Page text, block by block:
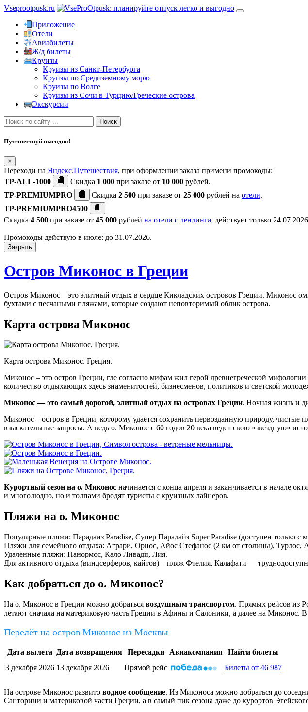
Vseprootpusk.ru
Приложение
Отели
Авиабилеты
Ж/д билеты
Круизы
Круизы из Санкт-Петербурга
Круизы по Средиземному морю
Круизы по Волге
Круизы из Сочи в Турцию/Греческие острова
Экскурсии
Поиск
Путешествуй выгодно!
×
Переходи на Яндекс.Путешествия, при оформлении заказа примени промокоды:
TP-ALL-1000
Скидка 1 000 при заказе от 10 000 рублей.
TP-PREMIUMPRO
Скидка 2 500 при заказе от 25 000 рублей на отели.
TP-PREMIUMPRO4500
Скидка 4 500 при заказе от 45 000 рублей на отели с лендинга, действует только
Промокоды действую в июле: до 31.07.2026.
Закрыть
Остров Миконос в Греции
Остров Миконос – это элитный отдых в сердце Кикладских островов Греции. Миконос
бухтами с песчаными пляжами, которые создают неповторимый облик острова.
Карта острова Миконос
Карта острова Миконос, Греция.
Миконос – это остров Греции, где согласно мифам жил герой древнегреческой
количество отдыхающих здесь знаменитостей, бизнесменов, политиков и светской
Миконос — это самый дорогой, элитный отдых на островах Греции. Ночная жизнь и
Миконос – остров в Греции, которому удается сохранить первозданную природу,
взыскательные запросы. А ведь о. Миконос с 60 годов 20 века ведет свою «звездную»
Курортный сезон на о. Миконос начинается с конца апреля и заканчивается в начале
и многолюдно, но и толпами бродят туристы с круизных лайнеров.
Пляжи на о. Миконос
Популярные пляжи: Парадаиз Paradise, Супер Парадайз Super Paradise (доступен
Пляжи для семейного отдыха: Аграри, Орнос, Айос Стефанос (2 км от столицы), Турлос,
Удаленные пляжи: Панормос, Кало Ливади, Лия.
Для активного отдыха (виндсерферов, кайтов) – пляж Фтелия, Калафати —
Как добраться до о. Миконос?
На о. Миконос в Греции можно добраться воздушным транспортом. Прямых рейсов из
летают сначала на материковую часть Греции в Афины и Салоники, а далее на
Перелёт на остров Миконос из Москвы
Дата вылета Дата возвращения Пересадки Авиакомпания
Найти билеты
3 декабря 2026 13 декабря 2026 Прямой рейс Билеты от 46 987
На острове Миконос развито водное сообщение. Из Миконоса можно добраться до
Санторини и материковой части Греции, а в самый пик сезона даже до курортов